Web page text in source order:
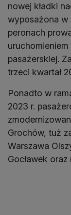
nowej kładki
wyposażona w
peronach
pasażerskiej.
trzeci kwartał
Ponadto w
2023 r.
Grochów, tuż
Warszawa
Gocławek